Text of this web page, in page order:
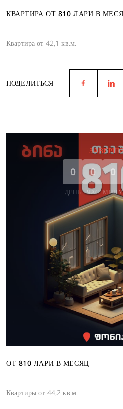
КВАРТИРА ОТ 810 ЛАРИ В
Квартира от 42,1 кв.м.
ПОДЕЛИТЬСЯ
0
ДЕНЬ
0
ЧАС
0
ОТ 810 ЛАРИ В МЕСЯЦ
Квартиры от 44,2 кв.м.